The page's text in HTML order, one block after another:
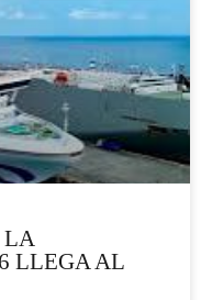
LA
LLEGA AL